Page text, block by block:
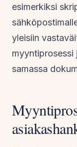
esimerkiksi
yleisiin
myyntiprosessi
samassa